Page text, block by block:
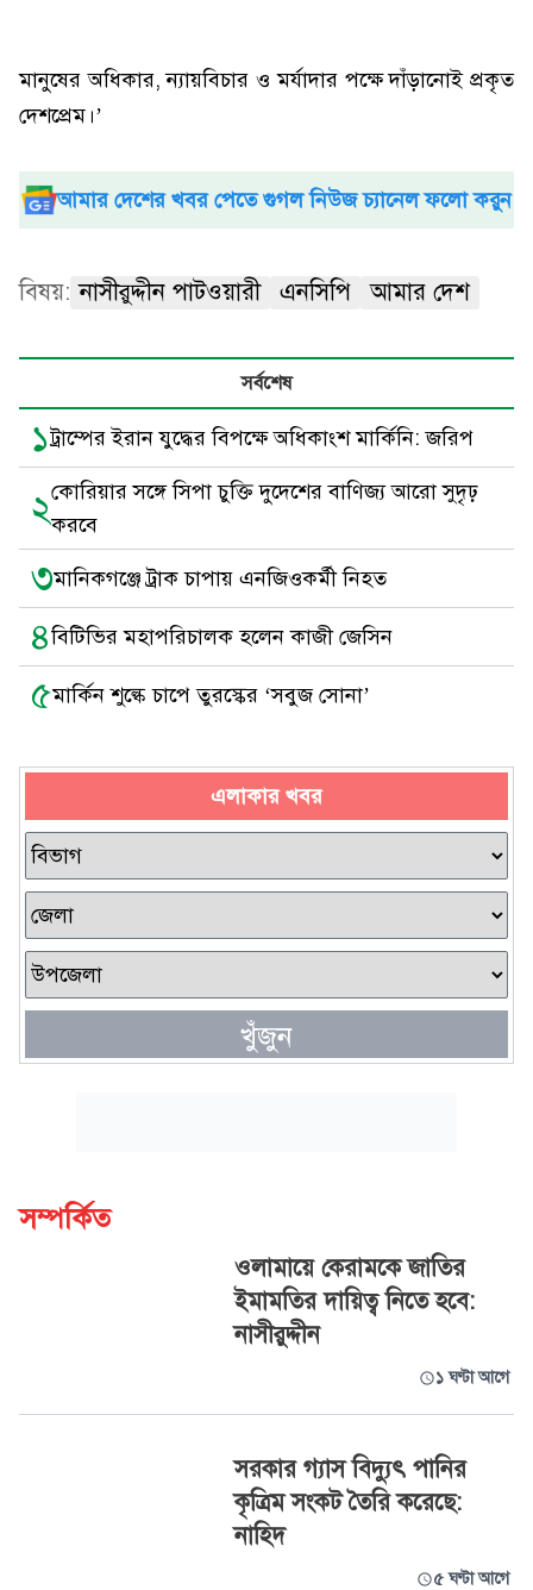
মানুষের অধিকার, ন্যায়বিচার ও মর্যাদার পক্ষে দাঁড়ানোই প্রকৃত
দেশপ্রেম।’
আমার দেশের খবর পেতে গুগল নিউজ চ্যানেল ফলো করুন
বিষয়: নাসীরুদ্দীন পাটওয়ারী এনসিপি আমার দেশ
সর্বশেষ
১ট্রাম্পের ইরান যুদ্ধের বিপক্ষে অধিকাংশ মার্কিনি: জরিপ
২কোরিয়ার সঙ্গে সিপা চুক্তি দুদেশের বাণিজ্য আরো সুদৃঢ়
করবে
৩মানিকগঞ্জে ট্রাক চাপায় এনজিওকর্মী নিহত
৪বিটিভির মহাপরিচালক হলেন কাজী জেসিন
৫মার্কিন শুল্কে চাপে তুরস্কের ‘সবুজ সোনা’
এলাকার খবর
খুঁজুন
সম্পর্কিত
ওলামায়ে কেরামকে জাতির
ইমামতির দায়িত্ব নিতে হবে:
নাসীরুদ্দীন
১ ঘণ্টা আগে
সরকার গ্যাস বিদ্যুৎ পানির
কৃত্রিম সংকট তৈরি করেছে:
নাহিদ
৫ ঘণ্টা আগে